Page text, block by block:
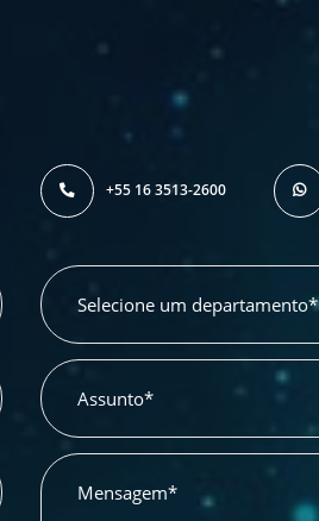
+55 16 3513-2600
Selecione um departamento*
Assunto*
Mensagem*